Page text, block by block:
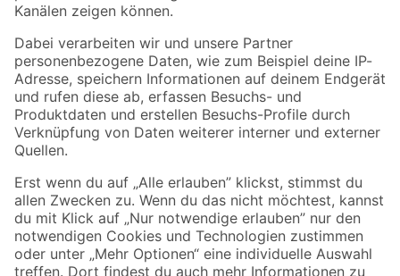
Folge uns
Zahlungsarten Versandarten
Sicher einkaufen
Jetzt die toom-App herunterladen